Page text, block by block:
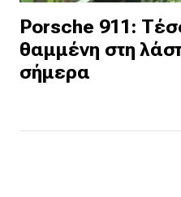
Porsche 911:
θαμμένη στη
σήμερα